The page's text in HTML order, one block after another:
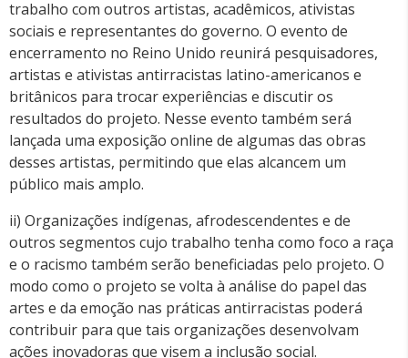
trabalho com outros artistas, acadêmicos, ativistas
sociais e representantes do governo. O evento de
encerramento no Reino Unido reunirá pesquisadores,
artistas e ativistas antirracistas latino-americanos e
britânicos para trocar experiências e discutir os
resultados do projeto. Nesse evento também será
lançada uma exposição online de algumas das obras
desses artistas, permitindo que elas alcancem um
público mais amplo.
ii) Organizações indígenas, afrodescendentes e de
outros segmentos cujo trabalho tenha como foco a raça
e o racismo também serão beneficiadas pelo projeto. O
modo como o projeto se volta à análise do papel das
artes e da emoção nas práticas antirracistas poderá
contribuir para que tais organizações desenvolvam
ações inovadoras que visem a inclusão social.